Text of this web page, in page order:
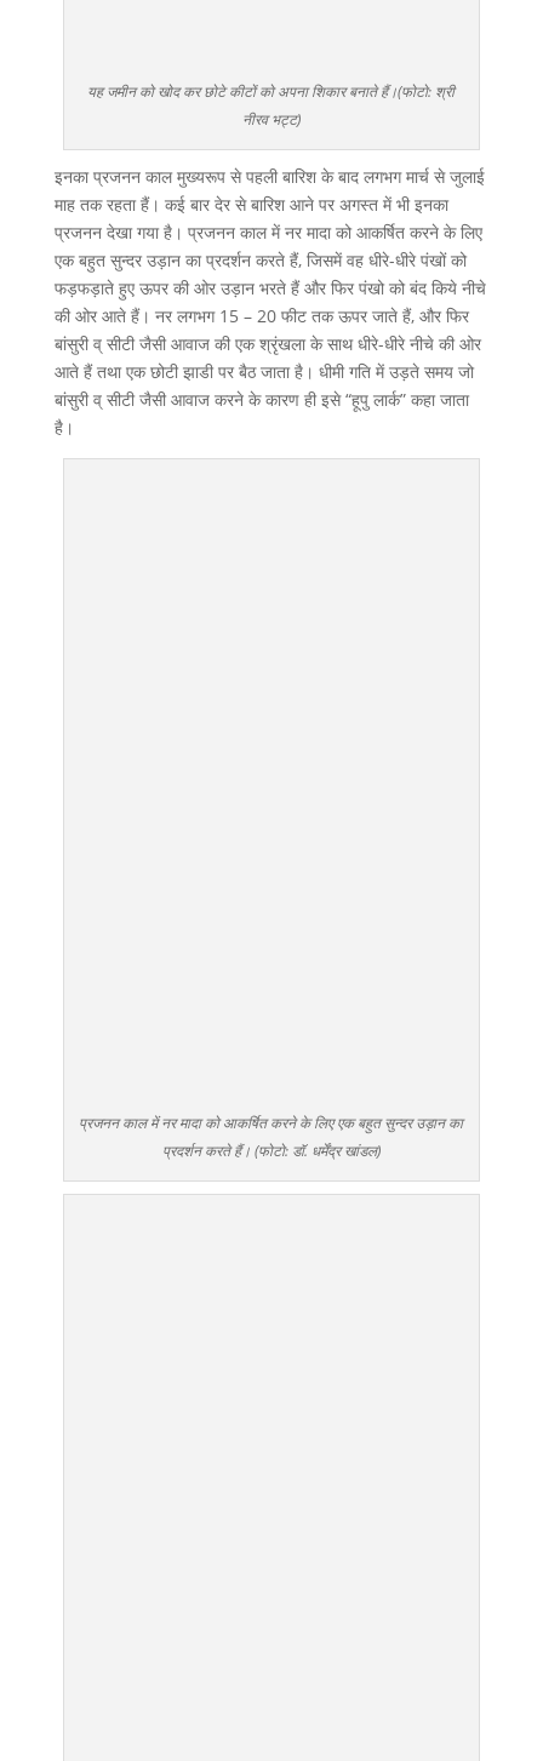
यह जमीन को खोद कर छोटे कीटों को अपना शिकार बनाते हैं।(फोटो: श्री
नीरव भट्ट)
इनका प्रजनन काल मुख्यरूप से पहली बारिश के बाद लगभग मार्च से जुलाई
माह तक रहता हैं। कई बार देर से बारिश आने पर अगस्त में भी इनका
प्रजनन देखा गया है। प्रजनन काल में नर मादा को आकर्षित करने के लिए
एक बहुत सुन्दर उड़ान का प्रदर्शन करते हैं, जिसमें वह धीरे-धीरे पंखों को
फड़फड़ाते हुए ऊपर की ओर उड़ान भरते हैं और फिर पंखो को बंद किये नीचे
की ओर आते हैं। नर लगभग 15 – 20 फीट तक ऊपर जाते हैं, और फिर
बांसुरी व् सीटी जैसी आवाज की एक श्रृंखला के साथ धीरे-धीरे नीचे की ओर
आते हैं तथा एक छोटी झाडी पर बैठ जाता है। धीमी गति में उड़ते समय जो
बांसुरी व् सीटी जैसी आवाज करने के कारण ही इसे “हूपु लार्क” कहा जाता
है।
प्रजनन काल में नर मादा को आकर्षित करने के लिए एक बहुत सुन्दर उड़ान का
प्रदर्शन करते हैं। (फोटो: डॉ. धर्मेंद्र खांडल)